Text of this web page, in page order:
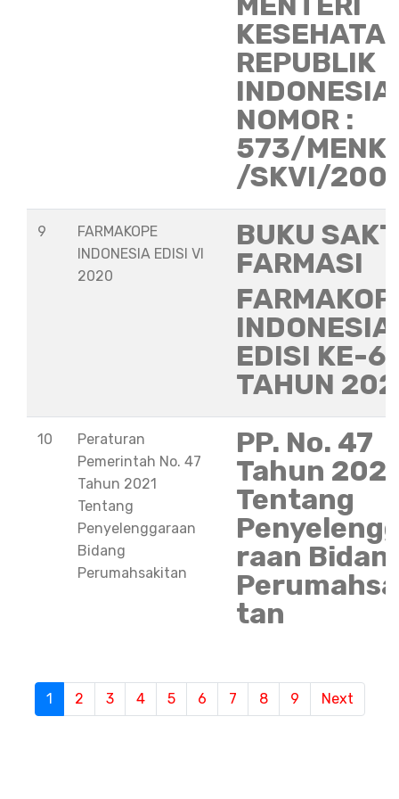
REPUBLIK
INDONESIA
NOMOR :
573/
/SKVI/
9
FARMAKOPE
INDONESIA EDISI VI
2020
BUKU
FARMASI
INDONESIA
EDISI KE-6
TAHUN
10
Peraturan
Pemerintah No. 47
Tahun 2021
Tentang
Penyelenggaraan
Bidang
Perumahsakitan
PP. No. 47
Tahun
Tentang
raan
tan
1 (current)
2 3 4 5 6 7 8 9 Next
S
e